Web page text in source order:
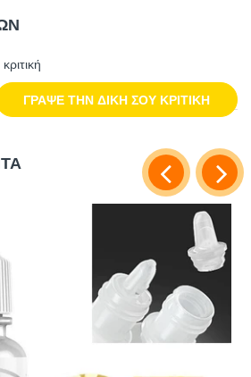
ΓΡΑΨΕ ΤΗΝ ΔΙΚΗ ΣΟΥ ΚΡΙΤΙΚΗ